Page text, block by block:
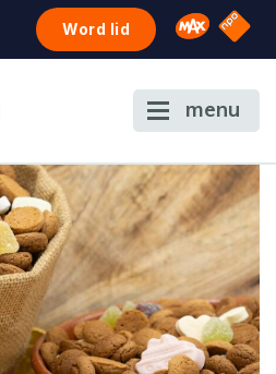
Word lid Omroep
NPO
menu